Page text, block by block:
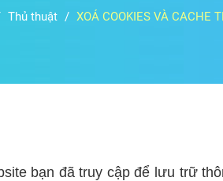
Thủ thuật XOÁ COOKIES VÀ CACHE
bạn đã truy cập để lưu trữ